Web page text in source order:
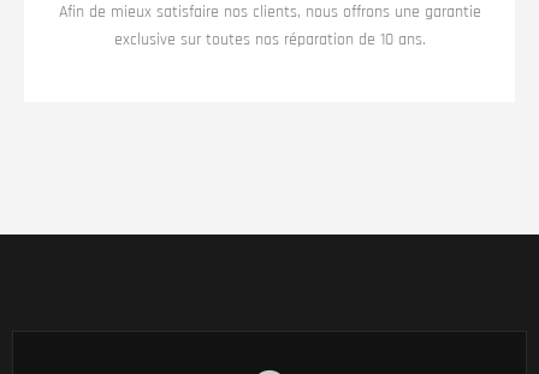
Afin de mieux satisfaire nos clients, nous offrons une garantie
exclusive sur toutes nos réparation de 10 ans.